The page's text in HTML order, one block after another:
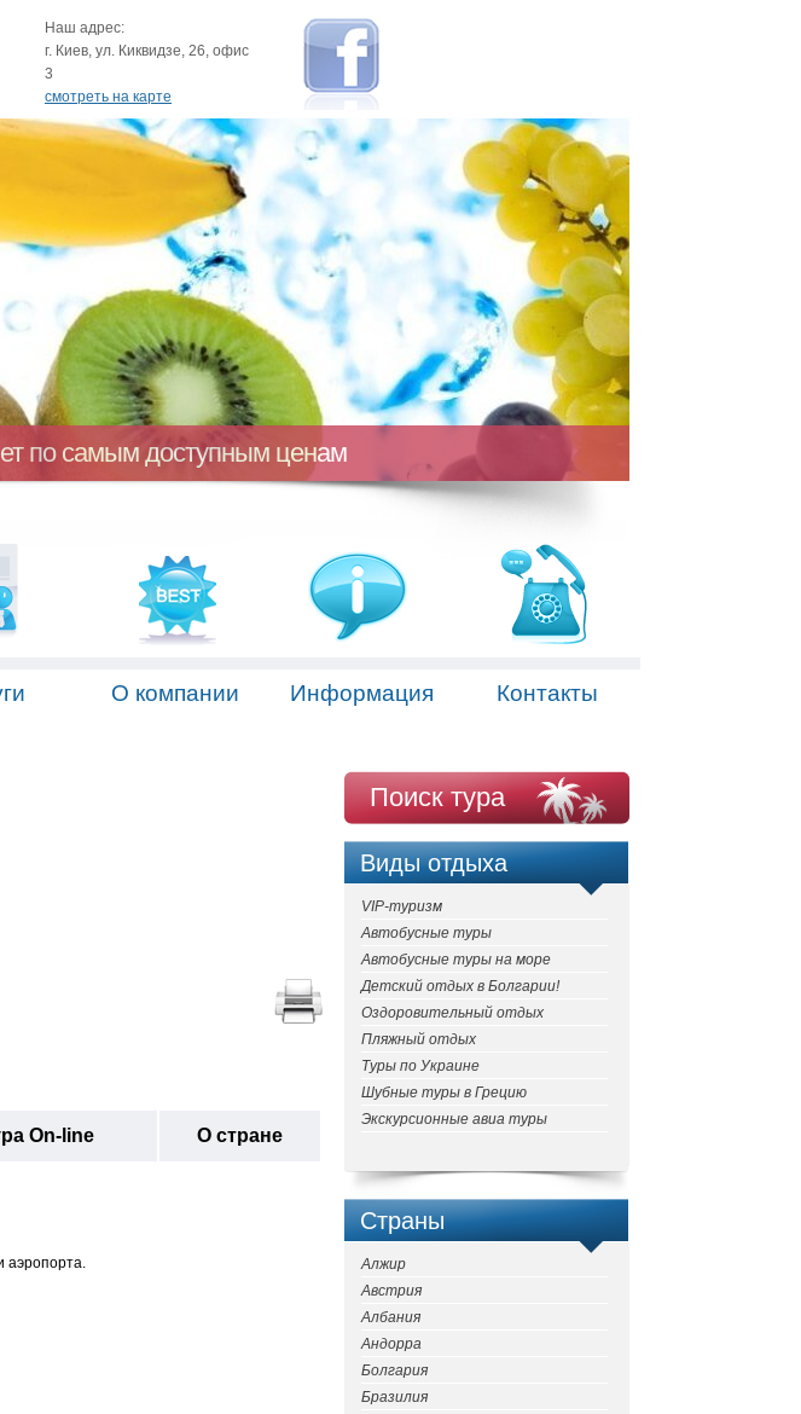
Наш адрес:
г. Киев, ул. Киквидзе, 26, офис
3
смотреть на карте
по самым доступным ценам
О компании Информация Контакты
On-line О стране
аэропорта.
Поиск тура
Виды отдыха
VIP-туризм
Автобусные туры
Автобусные туры на море
Детский отдых в Болгарии!
Оздоровительный отдых
Пляжный отдых
Туры по Украине
Шубные туры в Грецию
Экскурсионные авиа туры
Страны
Алжир
Австрия
Албания
Андорра
Болгария
Бразилия